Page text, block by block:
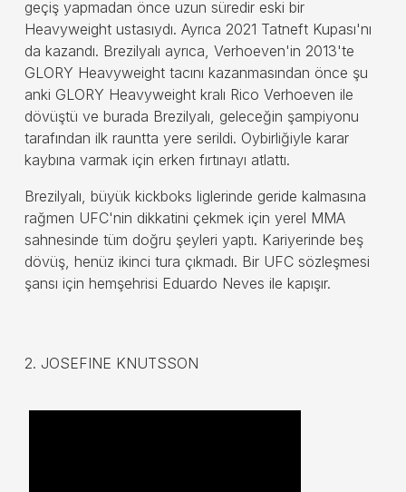
geçiş yapmadan önce uzun süredir eski bir
Heavyweight ustasıydı. Ayrıca 2021 Tatneft Kupası'nı
da kazandı. Brezilyalı ayrıca, Verhoeven'in 2013'te
GLORY Heavyweight tacını kazanmasından önce şu
anki GLORY Heavyweight kralı Rico Verhoeven ile
dövüştü ve burada Brezilyalı, geleceğin şampiyonu
tarafından ilk rauntta yere serildi. Oybirliğiyle karar
kaybına varmak için erken fırtınayı atlattı.
Brezilyalı, büyük kickboks liglerinde geride kalmasına
rağmen UFC'nin dikkatini çekmek için yerel MMA
sahnesinde tüm doğru şeyleri yaptı. Kariyerinde beş
dövüş, henüz ikinci tura çıkmadı. Bir UFC sözleşmesi
şansı için hemşehrisi Eduardo Neves ile kapışır.
2. JOSEFINE KNUTSSON